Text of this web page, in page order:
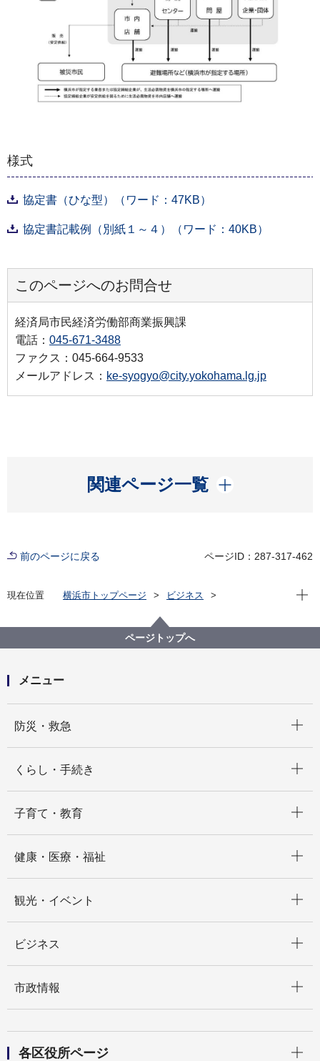
様式
協定書（ひな型）（ワード：47KB）
協定書記載例（別紙１～４）（ワード：40KB）
このページへのお問合せ
経済局市民経済労働部商業振興課
電話： 045-671-3488
ファクス：045-664-9533
メールアドレス： ke-syogyo@city.yokohama.lg.jp
関連ページ一覧
開く
前のページに戻る ページID：287-317-462
現在位置 横浜市トップページ
ビジネス
災害時における物資調達・事業再建支援に関する事業
生活必需物資の供給協力
現在
ページトップへ
メニュー
防災・救急
くらし・手続き
子育て・教育
健康・医療・福祉
観光・イベント
ビジネス
市政情報
各区役所ページ